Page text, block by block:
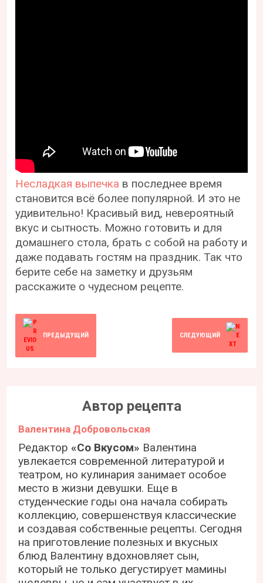
Несладкая выпечка в последнее время
становится всё более популярной. И это не
удивительно! Красивый вид, невероятный
вкус и сытность. Можно готовить и для
домашнего стола, брать с собой на работу и
даже подавать гостям на праздник. Так что
берите себе на заметку и друзьям
расскажите о чудесном рецепте.
ПРЕДЫДУЩИЙ СЛЕДУЮЩИЙ
Автор рецепта
Валентина Добровольская
Редактор«Со Вкусом» Валентина
увлекается современной литературой и
театром, но кулинария занимает особое
место в жизни девушки. Еще в
студенческие годы она начала собирать
коллекцию, совершенствуя классические
и создавая собственные рецепты. Сегодня
на приготовление полезных и вкусных
блюд Валентину вдохновляет сын,
который не только дегустирует мамины